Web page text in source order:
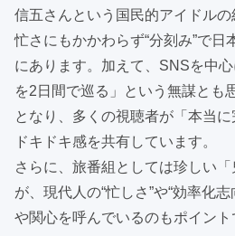
信五さんという国民的アイドル
忙さにもかかわらず“分刻み”で
にあります。加えて、SNSを中
を2日間で巡る」という無謀とも
となり、多くの視聴者が「本当
ドキドキ感を共有しています。
さらに、旅番組としては珍しい
が、現代人の“忙しさ”や“効率化
や関心を呼んでいるのもポイント